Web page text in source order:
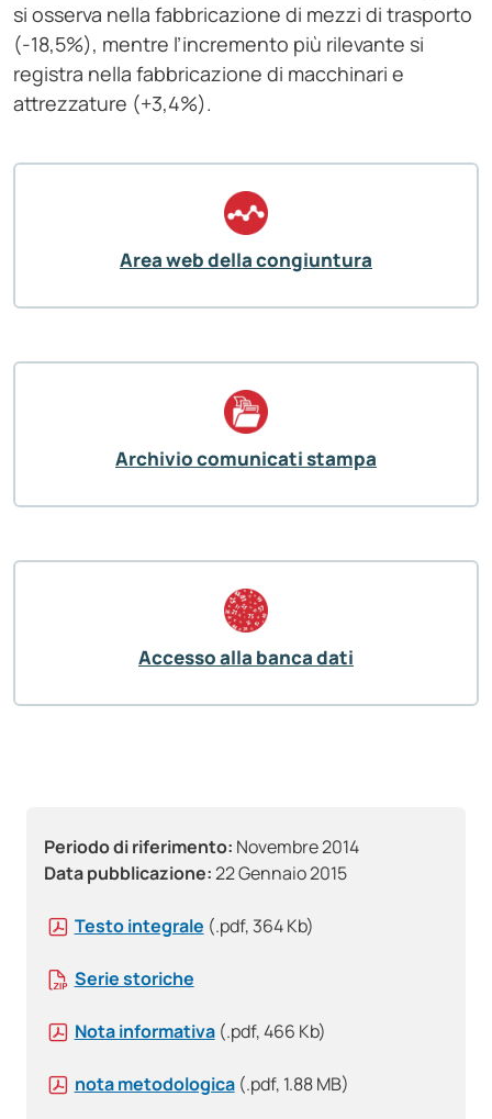
Periodo di riferimento: Novembre 2014
Data pubblicazione:22 Gennaio 2015
Testo integrale (.pdf, 364 Kb)
Serie storiche
Nota informativa (.pdf, 466 Kb)
nota metodologica (.pdf, 1.88 MB)
si osserva nella fabbricazione di mezzi di trasporto
(-18,5%), mentre l’incremento più rilevante si
registra nella fabbricazione di macchinari e
attrezzature (+3,4%).
Area web della congiuntura
Archivio comunicati stampa
Accesso alla banca dati